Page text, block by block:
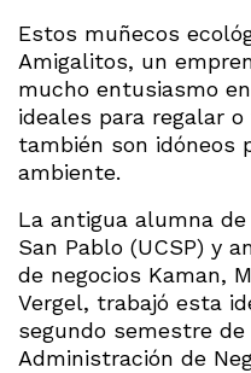
Estos muñecos
Amigalitos, un
mucho entusiasmo
ideales para regalar
también son idóneos
ambiente.
La antigua alumna
San Pablo (UCSP) y
de negocios Kaman,
Vergel, trabajó esta
segundo semestre
Administración de